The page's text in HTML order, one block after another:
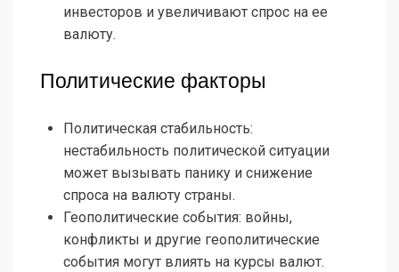
инвесторов и увеличивают спрос на ее
валюту.
Политические факторы
Политическая стабильность:
нестабильность политической ситуации
может вызывать панику и снижение
спроса на валюту страны.
Геополитические события: войны,
конфликты и другие геополитические
события могут влиять на курсы валют.